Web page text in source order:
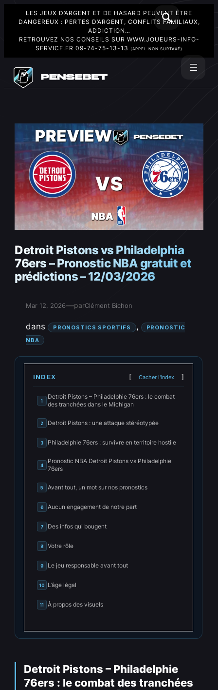
LES JEUX D’ARGENT ET DE HASARD PEUVENT ÊTRE
DANGEREUX : PERTES D’ARGENT, CONFLITS FAMILIAUX,
ADDICTION…
RETROUVEZ NOS CONSEILS SUR WWW.JOUEURS-INFO-
SERVICE.FR 09-74-75-13-13 (APPEL NON SURTAXÉ)
contenu
Detroit Pistons vs Philadelphia
76ers – Pronostic NBA gratuit et
prédictions – 12/03/2026
Mar 12, 2026—parClément Bichon
dans PRONOSTICS SPORTIFS ,
PRONOSTIC
NBA
INDEX Cacher l'index
1
Detroit Pistons – Philadelphie 76ers : le combat
des tranchées dans le Michigan
2 Detroit Pistons : une attaque stéréotypée
3 Philadelphie 76ers : survivre en territoire hostile
4
Pronostic NBA Detroit Pistons vs Philadelphie
76ers
5 Avant tout, un mot sur nos pronostics
6 Aucun engagement de notre part
7 Des infos qui bougent
8 Votre rôle
9 Le jeu responsable avant tout
10 L’âge légal
11 À propos des visuels
Detroit Pistons – Philadelphie
76ers : le combat des tranchées